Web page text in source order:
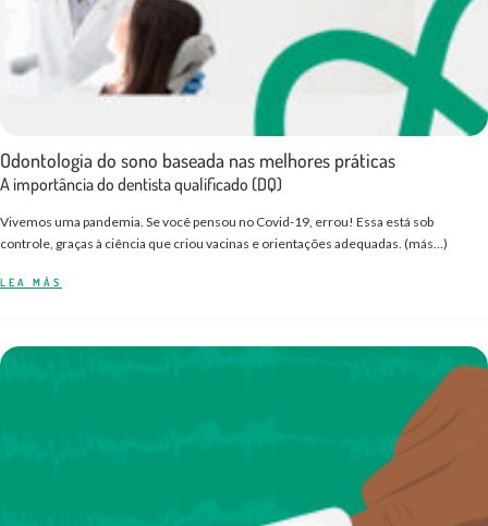
Odontologia do sono baseada nas melhores práticas
A importância do dentista qualificado (DQ)
Vivemos uma pandemia. Se você pensou no Covid-19, errou! Essa está sob
controle, graças à ciência que criou vacinas e orientações adequadas. (más…)
LEA MÁS